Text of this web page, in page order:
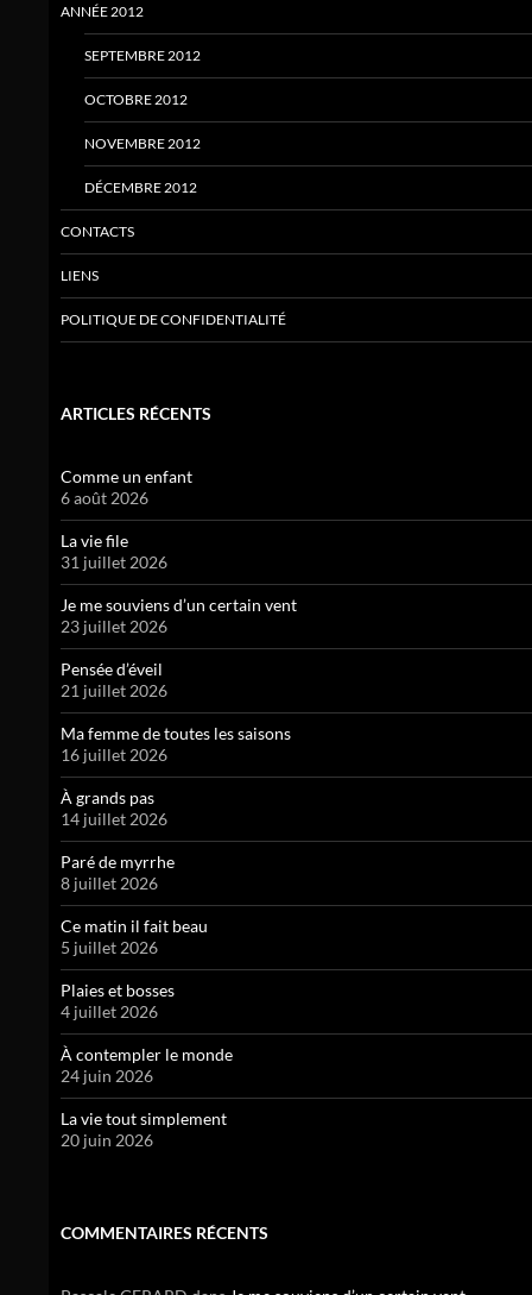
ANNÉE 2012
SEPTEMBRE 2012
OCTOBRE 2012
NOVEMBRE 2012
DÉCEMBRE 2012
CONTACTS
LIENS
POLITIQUE DE CONFIDENTIALITÉ
ARTICLES RÉCENTS
Comme un enfant
6 août 2026
La vie file
31 juillet 2026
Je me souviens d’un certain vent
23 juillet 2026
Pensée d’éveil
21 juillet 2026
Ma femme de toutes les saisons
16 juillet 2026
À grands pas
14 juillet 2026
Paré de myrrhe
8 juillet 2026
Ce matin il fait beau
5 juillet 2026
Plaies et bosses
4 juillet 2026
À contempler le monde
24 juin 2026
La vie tout simplement
20 juin 2026
COMMENTAIRES RÉCENTS